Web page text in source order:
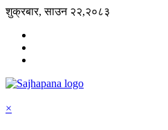
शुक्रबार, साउन २२,२०८३
×